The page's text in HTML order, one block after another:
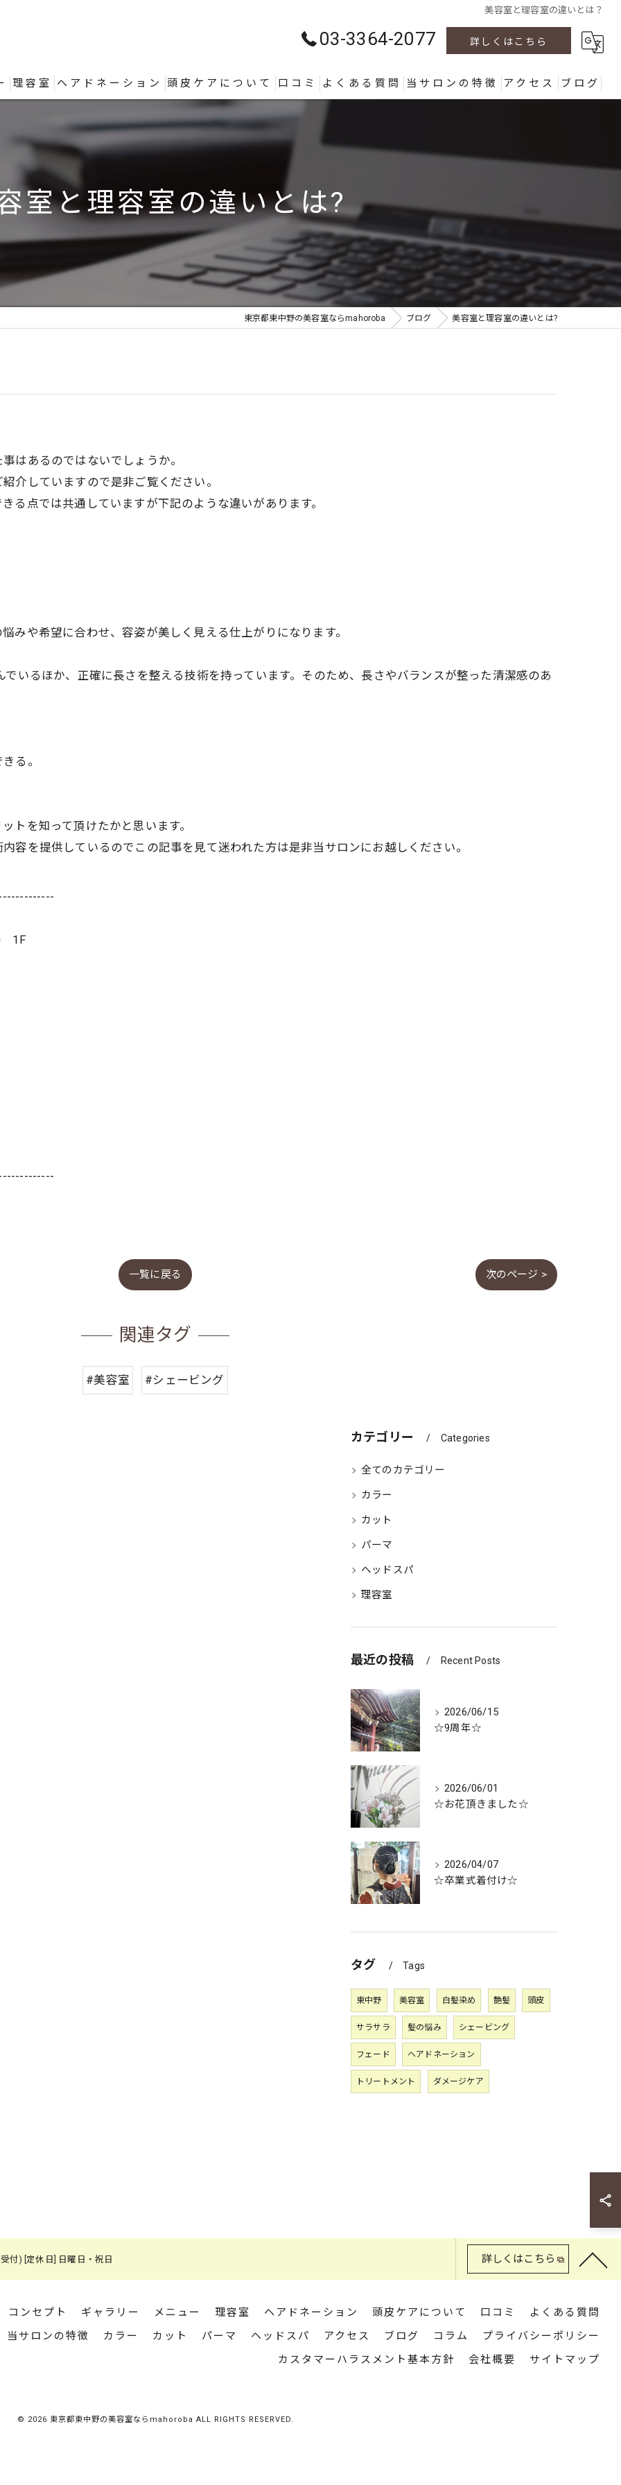
美容室と理容室の違いとは？
03-3364-2077 詳しくはこちら
理容室 ヘアドネーション 頭皮ケアについて 口コミ よくある質問 当サロンの特徴
ヘッドスパ
アクセス ブログ
室と理容室の違いとは?
東京都東中野の美容室ならmahoroba ブログ 美容室と理容室の違いとは?
はあるのではないでしょうか。
介していますので是非ご覧ください。
る点では共通していますが下記のような違いがあります。
みや希望に合わせ、容姿が美しく見える仕上がりになります。
いるほか、正確に長さを整える技術を持っています。そのため、長さやバランスが整った清潔感のあ
る。
トを知って頂けたかと思います。
容を提供しているのでこの記事を見て迷われた方は是非当サロンにお越しください。
1F
一覧に戻る 次のページ >
関連タグ
#美容室 #シェービング
カテゴリー Categories
全てのカテゴリー
カラー
カット
パーマ
ヘッドスパ
理容室
最近の投稿 Recent Posts
2026/06/15
☆9周年☆
2026/06/01
☆お花頂きました☆
2026/04/07
☆卒業式着付け☆
タグ Tags
東中野 美容室 白髪染め 艶髪 頭皮
サラサラ 髪の悩み シェービング
フェード ヘアドネーション
トリートメント ダメージケア
付) [定休日] 日曜日・祝日 詳しくはこちら
コンセプト ギャラリー メニュー 理容室 ヘアドネーション 頭皮ケアについて 口コミ
よくある質問
当サロンの特徴
カラー カット パーマ ヘッドスパ アクセス ブログ コラム
プライバシーポリシー
カスタマーハラスメント基本方針
会社概要 サイトマップ
© 2026 東京都東中野の美容室ならmahoroba ALL RIGHTS RESERVED.